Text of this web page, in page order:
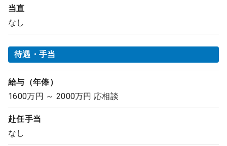
当直
なし
待遇・手当
給与（年俸）
1600万円 ～ 2000万円 応相談
赴任手当
なし